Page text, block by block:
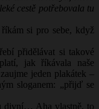
cestě potřebovala tu
si pro sebe, když
přidělávat si takové
jak říkávala naše
jeden plakátek –
sloganem: „přijď se
divní… Aha vlastně, to